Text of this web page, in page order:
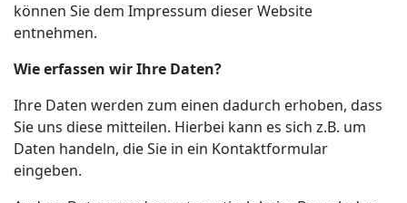
können Sie dem Impressum dieser Website
entnehmen.
Wie erfassen wir Ihre Daten?
Ihre Daten werden zum einen dadurch erhoben, dass
Sie uns diese mitteilen. Hierbei kann es sich z.B. um
Daten handeln, die Sie in ein Kontaktformular
eingeben.